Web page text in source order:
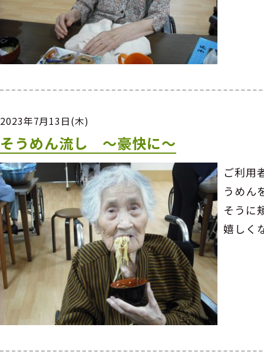
2023年7月13日(木)
そうめん流し ～豪快に～
ご利用
うめん
そうに
嬉しく